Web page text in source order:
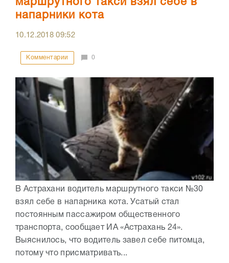
маршрутного такси взял себе в
напарники кота
10.12.201809:52
Комментарии 0
В Астрахани водитель маршрутного такси №30
взял себе в напарника кота. Усатый стал
постоянным пассажиром общественного
транспорта, сообщает ИА «Астрахань 24».
Выяснилось, что водитель завел себе питомца,
потому что присматривать...